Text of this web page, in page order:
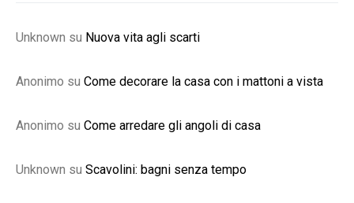
Unknown su Nuova vita agli scarti
Anonimo su Come decorare la casa con i mattoni a vista
Anonimo su Come arredare gli angoli di casa
Unknown su Scavolini: bagni senza tempo